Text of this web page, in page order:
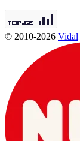
© 2010-2026 Vidal